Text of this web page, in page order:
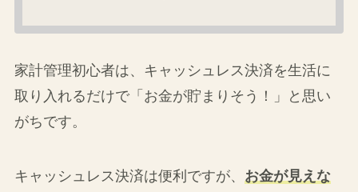
家計管理初心者は、キャッシュレス決済を生活に
取り入れるだけで「お金が貯まりそう！」と思い
がちです。
キャッシュレス決済は便利ですが、 お金が見えな